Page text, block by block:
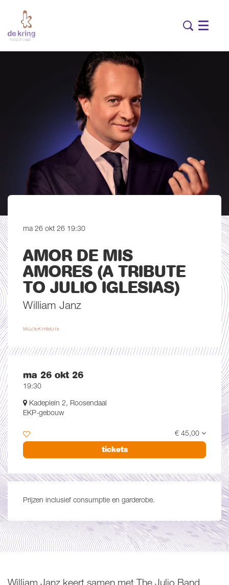
Menu
AMOR DE MIS
AMORES (A TRIBUTE
TO JULIO IGLESIAS)
William Janz
ma 26 okt 26 19:30
MUZIEK TRIBUTE
ma 26 okt 26
19:30
Kadeplein 2, Roosendaal
EKP-gebouw
€ 45,00
tickets
Prijzen inclusief consumptie en garderobe.